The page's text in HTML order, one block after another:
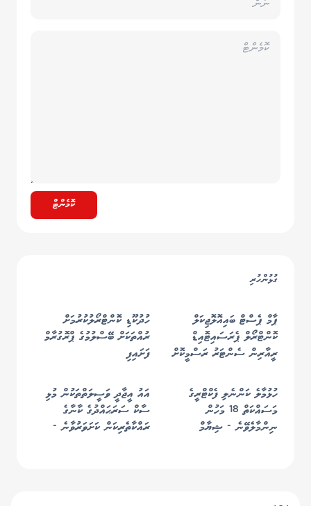
ކޮމެންޓް
ގުޅުންހުރި
ޕާމް ޕެސްޓް ބައިއޮލޮޖިކަލް
ކޮންޓްރޯލް ޕެރަސައިޓޮއިޑް
ރީއާރިން ސެންޓަރު ރަސްމީކޮށް
ހުދުކޫޑި ކޮންޓްރޯލުކުރުމަށް
ރުއްތަކަށް ބޭސްލުމުގެ ޕްރޮގުރާމް
ފަށައިފި
ހުޅުމާލެ ކަންނެލި ފެކްޓްރީގެ
މަސައްކަތް 18 މަހުން
ނިންމާލެވޭނެ - ޝިޔާމް
އައު އީޖާދީ ވަސީލަތްތަކުން މުޅި
ސާކް ސަރަޙައްދުގެ ކާނާގެ
ރައްކާތެރިކަން ކަށަވަރުވާނެ -